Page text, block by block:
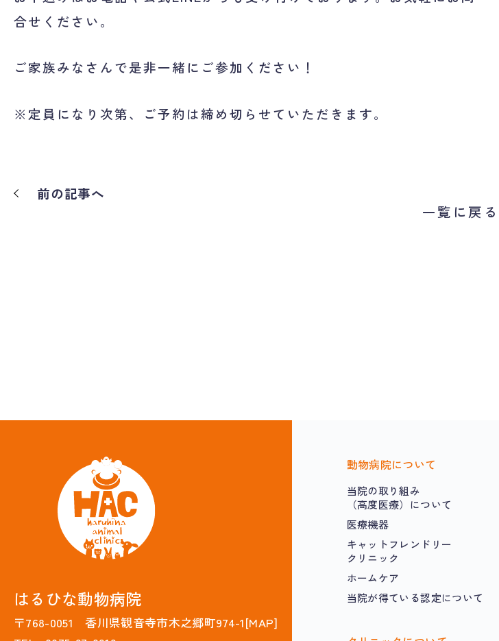
合せください。
ご家族みなさんで是非一緒にご参加ください！
※定員になり次第、ご予約は締め切らせていただきます。
前の記事へ
一覧に戻る
はるひな動物病院
〒768-0051 香川県観音寺市木之郷町974-1[MAP]
動物病院について
当院の取り組み
（高度医療）について
医療機器
キャットフレンドリー
クリニック
ホームケア
当院が得ている認定について